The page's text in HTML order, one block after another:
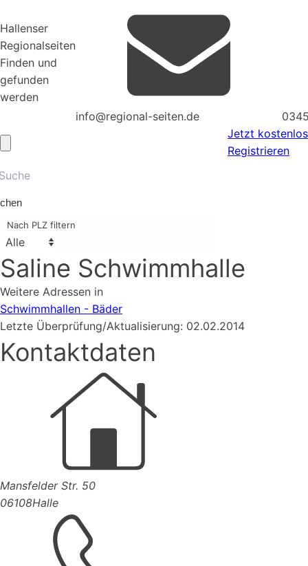
Hallenser
Regionalseiten
Finden und
gefunden
werden
info@regional-seiten.de
Jetzt kostenlos
Registrieren
Nach PLZ filtern
Saline Schwimmhalle
Weitere Adressen in
Schwimmhallen - Bäder
Letzte Überprüfung/Aktualisierung: 02.02.2014
Kontaktdaten
Mansfelder Str. 50
06108Halle